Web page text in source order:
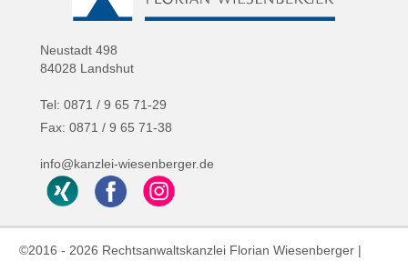
Neustadt 498
84028 Landshut
Tel: 0871 / 9 65 71-29
Fax: 0871 / 9 65 71-38
info@kanzlei-wiesenberger.de
©2016 - 2026 Rechtsanwaltskanzlei Florian Wiesenberger |